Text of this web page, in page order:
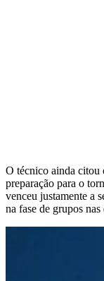
O técnico ainda citou
preparação para o
venceu justamente a
na fase de grupos